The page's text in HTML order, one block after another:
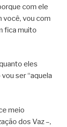
com ele
você, vou com
fica muito
eles
ser “aquela
meio
dos Vaz –,